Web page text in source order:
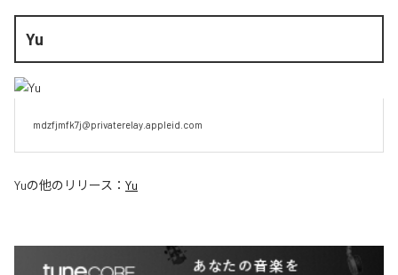
Yu
mdzfjmfk7j@privaterelay.appleid.com
Yuの他のリリース： Yu